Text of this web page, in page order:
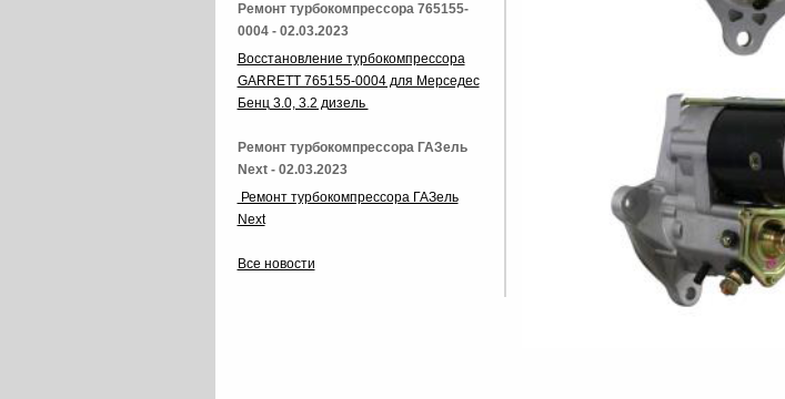
Ремонт турбокомпрессора 765155-
0004 - 02.03.2023
Восстановление турбокомпрессора
GARRETT 765155-0004 для Мерседес
Бенц 3.0, 3.2 дизель
Ремонт турбокомпрессора ГАЗель
Next - 02.03.2023
Ремонт турбокомпрессора ГАЗель
Next
Все новости